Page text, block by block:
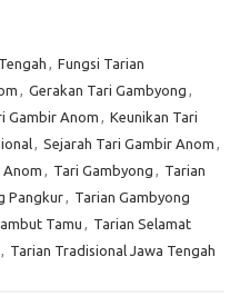
, Fungsi Tarian
, Gerakan Tari Gambyong ,
Gambir Anom , Keunikan Tari
, Sejarah Tari Gambir Anom ,
Anom , Tari Gambyong , Tarian
Pangkur, Tarian Gambyong
Tamu , Tarian Selamat
, Tarian Tradisional Jawa Tengah